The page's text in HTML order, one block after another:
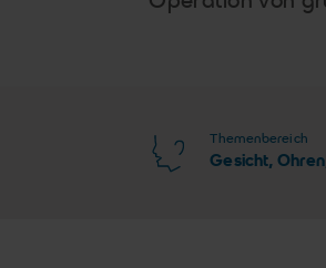
Themenbereich
Gesicht,